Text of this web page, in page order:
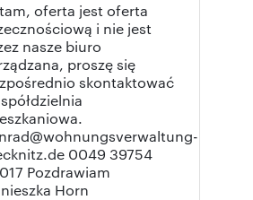
oferta jest oferta
i nie jest
nasze biuro
proszę się
skontaktować
0049 39754
Pozdrawiam
Horn